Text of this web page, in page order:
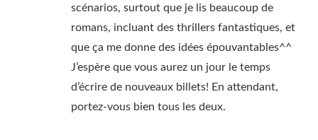
scénarios, surtout que je lis beaucoup de
romans, incluant des thrillers fantastiques, et
que ça me donne des idées épouvantables^^
J’espère que vous aurez un jour le temps
d’écrire de nouveaux billets! En attendant,
portez-vous bien tous les deux.